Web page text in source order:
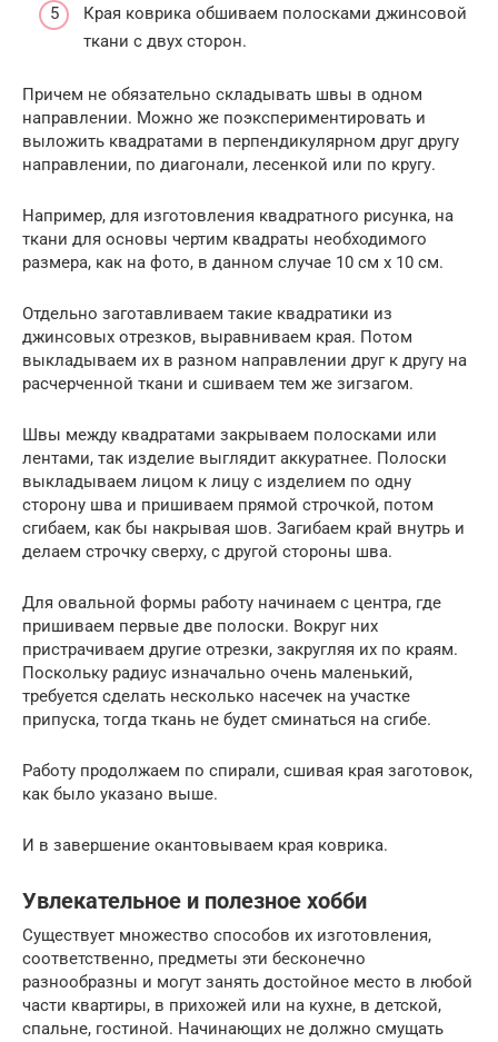
Края коврика обшиваем полосками джинсовой
ткани с двух сторон.
Причем не обязательно складывать швы в одном
направлении. Можно же поэкспериментировать и
выложить квадратами в перпендикулярном друг другу
направлении, по диагонали, лесенкой или по кругу.
Например, для изготовления квадратного рисунка, на
ткани для основы чертим квадраты необходимого
размера, как на фото, в данном случае 10 см х 10 см.
Отдельно заготавливаем такие квадратики из
джинсовых отрезков, выравниваем края. Потом
выкладываем их в разном направлении друг к другу на
расчерченной ткани и сшиваем тем же зигзагом.
Швы между квадратами закрываем полосками или
лентами, так изделие выглядит аккуратнее. Полоски
выкладываем лицом к лицу с изделием по одну
сторону шва и пришиваем прямой строчкой, потом
сгибаем, как бы накрывая шов. Загибаем край внутрь и
делаем строчку сверху, с другой стороны шва.
Для овальной формы работу начинаем с центра, где
пришиваем первые две полоски. Вокруг них
пристрачиваем другие отрезки, закругляя их по краям.
Поскольку радиус изначально очень маленький,
требуется сделать несколько насечек на участке
припуска, тогда ткань не будет сминаться на сгибе.
Работу продолжаем по спирали, сшивая края заготовок,
как было указано выше.
И в завершение окантовываем края коврика.
Увлекательное и полезное хобби
Существует множество способов их изготовления,
соответственно, предметы эти бесконечно
разнообразны и могут занять достойное место в любой
части квартиры, в прихожей или на кухне, в детской,
спальне, гостиной. Начинающих не должно смущать